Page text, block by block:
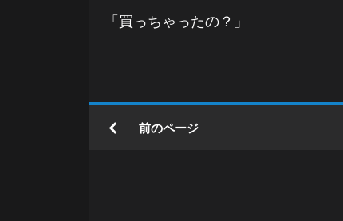
「買っちゃったの？」
前のページ